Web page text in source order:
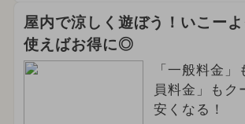
屋内で涼しく遊ぼう！いこー
使えばお得に◎
「一般料金
員料金」もク
安くなる！